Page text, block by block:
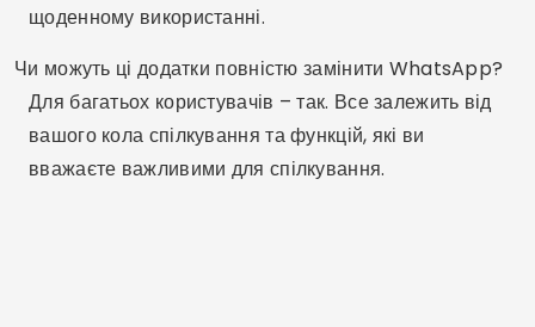
щоденному використанні.
Чи можуть ці додатки повністю замінити WhatsApp?
Для багатьох користувачів – так. Все залежить від
вашого кола спілкування та функцій, які ви
вважаєте важливими для спілкування.